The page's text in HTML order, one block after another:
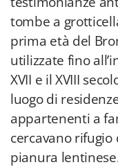
tombe a
prima età del
utilizzate fino
XVII e il XVIII
luogo di
appartenenti a
cercavano
pianura